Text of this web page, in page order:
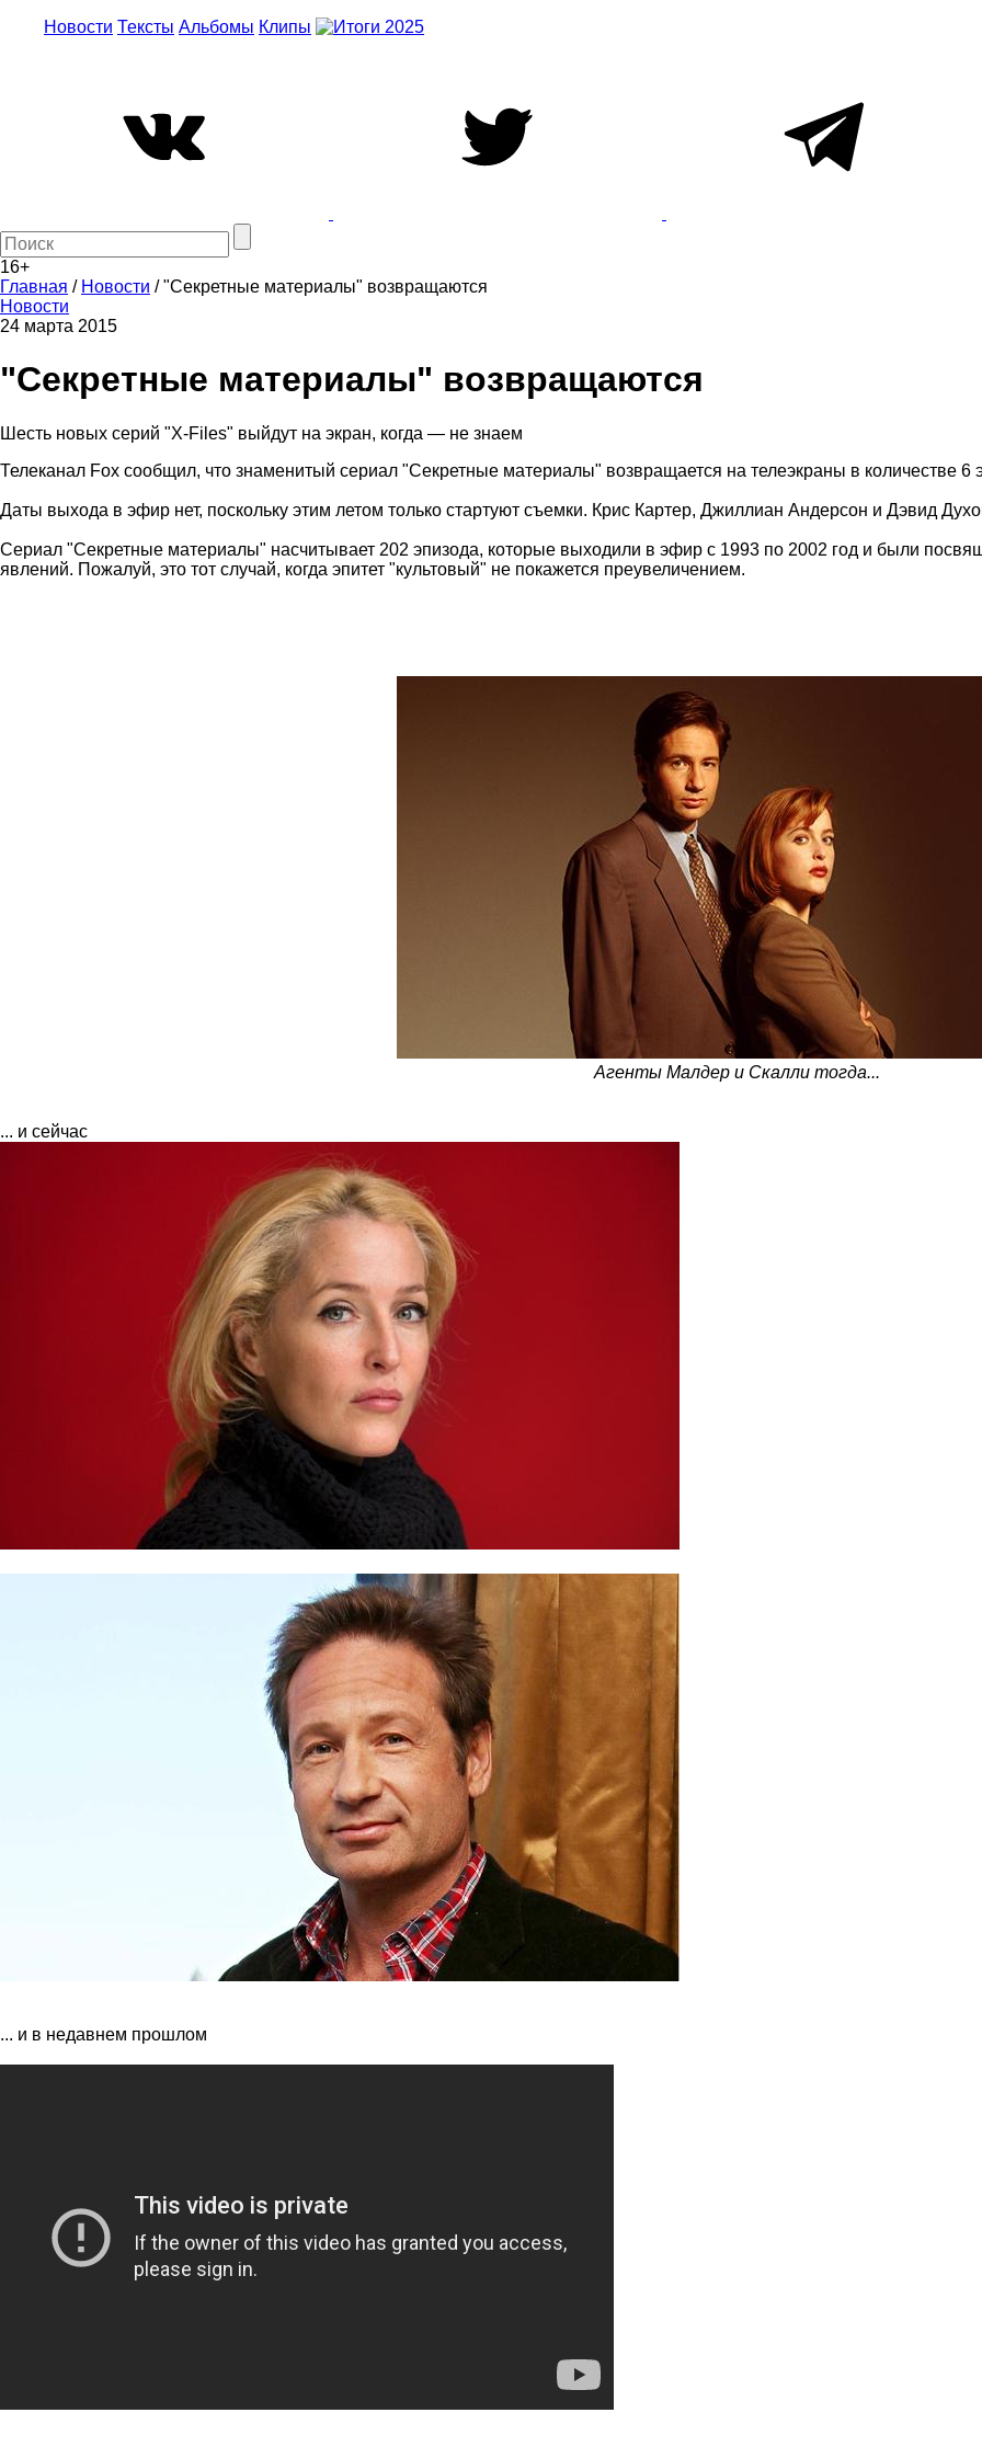
Новости Тексты Альбомы Клипы
16+
Главная / Новости /"Секретные материалы" возвращаются
Новости
24 марта 2015
"Секретные материалы" возвращаются
Шесть новых серий "X-Files" выйдут на экран, когда — не знаем
Телеканал Fox сообщил, что знаменитый сериал "Секретные материалы" возвращается на телеэкраны в количестве 6
Даты выхода в эфир нет, поскольку этим летом только стартуют съемки. Крис Картер, Джиллиан Андерсон и Дэвид
Сериал "Секретные материалы" насчитывает 202 эпизода, которые выходили в эфир с 1993 по 2002 год и были
явлений. Пожалуй, это тот случай, когда эпитет "культовый" не покажется преувеличением.
Агенты Малдер и Скалли тогда...
... и сейчас
... и в недавнем прошлом